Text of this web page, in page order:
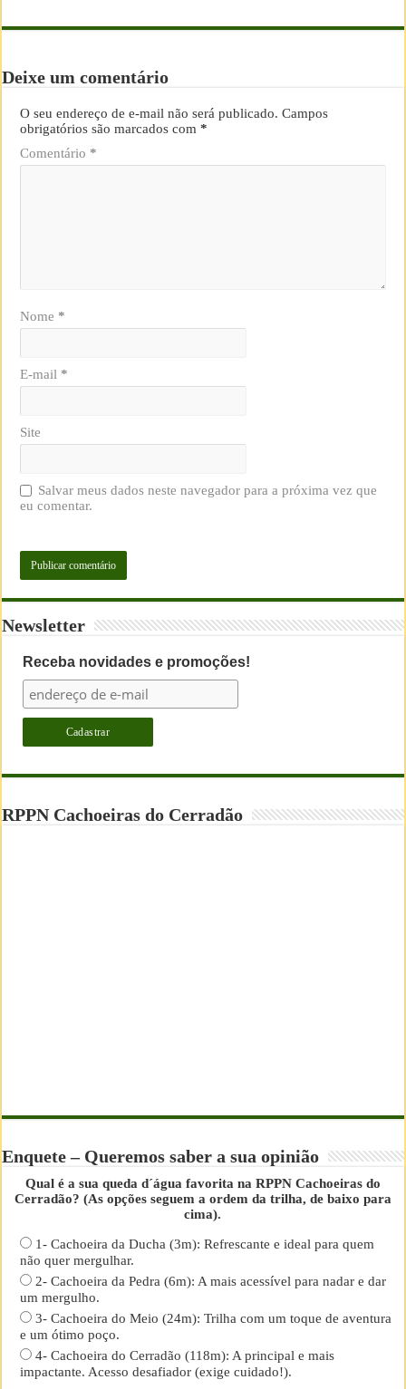
Deixe um comentário
O seu endereço de e-mail não será publicado. Campos
obrigatórios são marcados com*
Comentário *
Nome *
E-mail *
Site
Salvar meus dados neste navegador para a próxima vez que
eu comentar.
Newsletter
Receba novidades e promoções!
RPPN Cachoeiras do Cerradão
Enquete – Queremos saber a sua opinião
Qual é a sua queda d´água favorita na RPPN Cachoeiras do
Cerradão? (As opções seguem a ordem da trilha, de baixo para
cima).
1- Cachoeira da Ducha (3m): Refrescante e ideal para quem
não quer mergulhar.
2- Cachoeira da Pedra (6m): A mais acessível para nadar e dar
um mergulho.
3- Cachoeira do Meio (24m): Trilha com um toque de aventura
e um ótimo poço.
4- Cachoeira do Cerradão (118m): A principal e mais
impactante. Acesso desafiador (exige cuidado!).